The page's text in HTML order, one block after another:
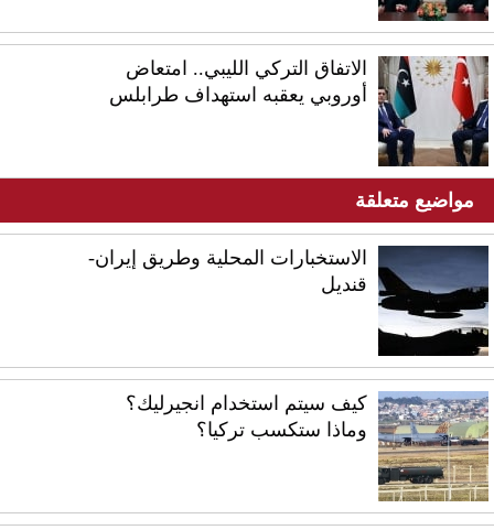
الاتفاق التركي الليبي.. امتعاض
أوروبي يعقبه استهداف طرابلس
مواضيع متعلقة
الاستخبارات المحلية وطريق إيران-
قنديل
كيف سيتم استخدام انجيرليك؟
وماذا ستكسب تركيا؟